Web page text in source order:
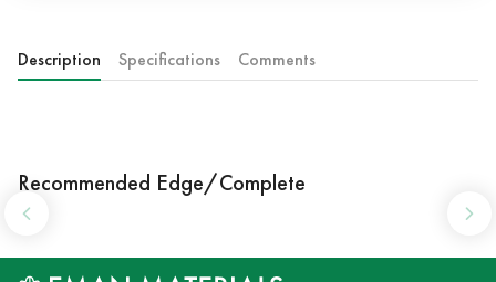
Description Specifications Comments
Recommended Edge/Complete